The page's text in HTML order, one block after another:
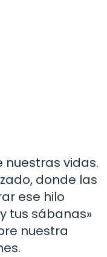
vidas.
donde las
ese hilo
tus sábanas»
nuestra